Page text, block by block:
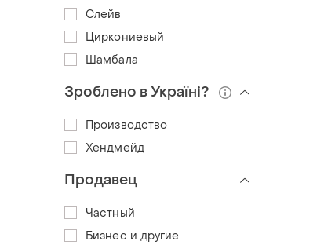
Слейв
Циркониевый
Шамбала
Зроблено в Україні?
Производство
Хендмейд
Продавец
Частный
Бизнес и другие